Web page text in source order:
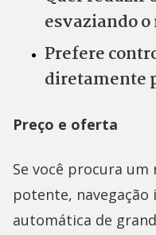
esvaziando
Prefere
diretamente
Preço e oferta
Se você procura
potente,
automática de